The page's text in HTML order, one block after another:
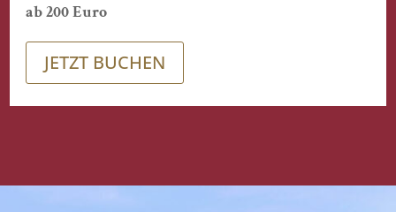
ab 200 Euro
JETZT BUCHEN